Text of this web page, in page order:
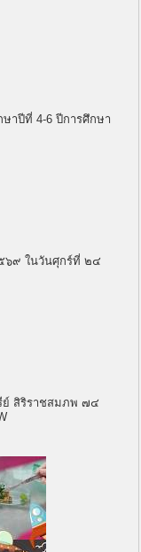
ษาปีที่ 4-6 ปีการศึกษา
๖๙ ในวันศุกร์ที่ ๒๔
ย์ สิริราชสมภพ ๗๔